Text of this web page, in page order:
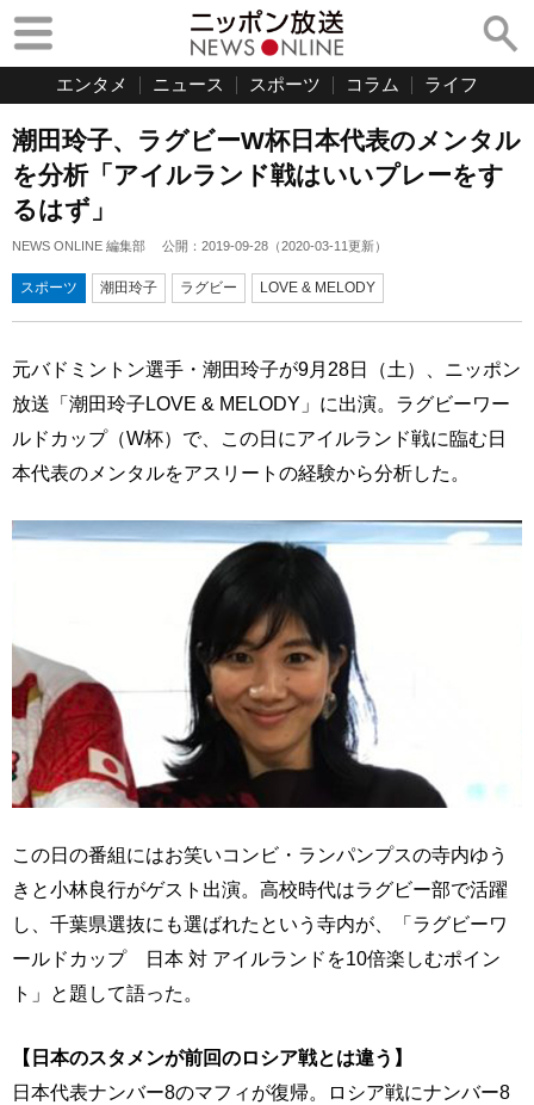
エンタメ ニュース スポーツ コラム ライフ
潮田玲子、ラグビーW杯日本代表のメンタル
を分析「アイルランド戦はいいプレーをす
るはず」
NEWS ONLINE 編集部 公開： 2019-09-28 （2020-03-11更新）
スポーツ 潮田玲子 ラグビー LOVE & MELODY
元バドミントン選手・潮田玲子が9月28日（土）、ニッポン
放送「潮田玲子LOVE & MELODY」に出演。ラグビーワー
ルドカップ（W杯）で、この日にアイルランド戦に臨む日
本代表のメンタルをアスリートの経験から分析した。
この日の番組にはお笑いコンビ・ランパンプスの寺内ゆう
きと小林良行がゲスト出演。高校時代はラグビー部で活躍
し、千葉県選抜にも選ばれたという寺内が、「ラグビーワ
ールドカップ 日本 対 アイルランドを10倍楽しむポイン
ト」と題して語った。
【日本のスタメンが前回のロシア戦とは違う】
日本代表ナンバー8のマフィが復帰。ロシア戦にナンバー8